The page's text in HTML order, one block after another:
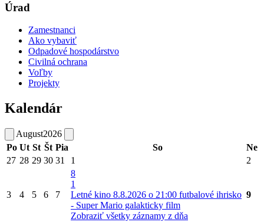
Úrad
Zamestnanci
Ako vybaviť
Odpadové hospodárstvo
Civilná ochrana
Voľby
Projekty
Kalendár
August2026
Po Ut St Št Pia So
Ne
27 28 29 30 31 1 2
3 4 5 6 7
8
1
Letné kino 8.8.2026 o 21:00 futbalové ihrisko
- Super Mario galakticky film
Zobraziť všetky záznamy z dňa
9